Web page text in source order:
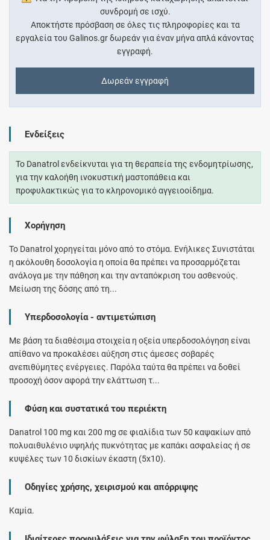
συνδρομή σε ισχύ.
Αποκτήστε πρόσβαση σε όλες τις πληροφορίες και τα
εργαλεία του Galinos.gr δωρεάν για έναν μήνα απλά κάνοντας
εγγραφή.
Δωρεάν εγγραφή
Ενδείξεις
Το Danatrol ενδείκνυται για τη θεραπεία της ενδομητρίωσης,
για την καλοήθη ινοκυστική μαστοπάθεια και
προφυλακτικώς για το κληρονομικό αγγειοοίδημα.
Χορήγηση
Το Danatrol χορηγείται μόνο από το στόμα. Ενήλικες Συνιστάται
η ακόλουθη δοσολογία η οποία θα πρέπει να προσαρμόζεται
ανάλογα με την πάθηση και την ανταπόκριση του ασθενούς.
Μείωση της δόσης από τη...
Υπερδοσολογία - αντιμετώπιση
Με βάση τα διαθέσιμα στοιχεία η οξεία υπερδοσολόγηση είναι
απίθανο να προκαλέσει αύξηση στις άμεσες σοβαρές
ανεπιθύμητες ενέργειες. Παρόλα ταύτα θα πρέπει να δοθεί
προσοχή όσον αφορά την ελάττωση τ...
Φύση και συστατικά του περιέκτη
Danatrol 100 mg και 200 mg σε φιαλίδια των 50 καψακίων από
πολυαιθυλένιο υψηλής πυκνότητας με καπάκι ασφαλείας ή σε
κυψέλες των 10 δισκίων έκαστη (5x10).
Οδηγίες χρήσης, χειρισμού και απόρριψης
Καμία.